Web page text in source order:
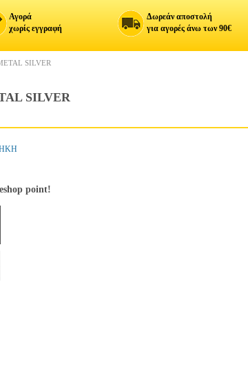
Αγορά
χωρίς εγγραφή
Δωρεάν αποστολή
για αγορές άνω των 90€
SILVER
SILVER
point!